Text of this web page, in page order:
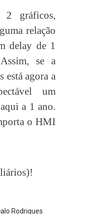
2 gráficos,
relação
delay de 1
se a
está agora a
um
a 1 ano.
o HMI
Rodrigues